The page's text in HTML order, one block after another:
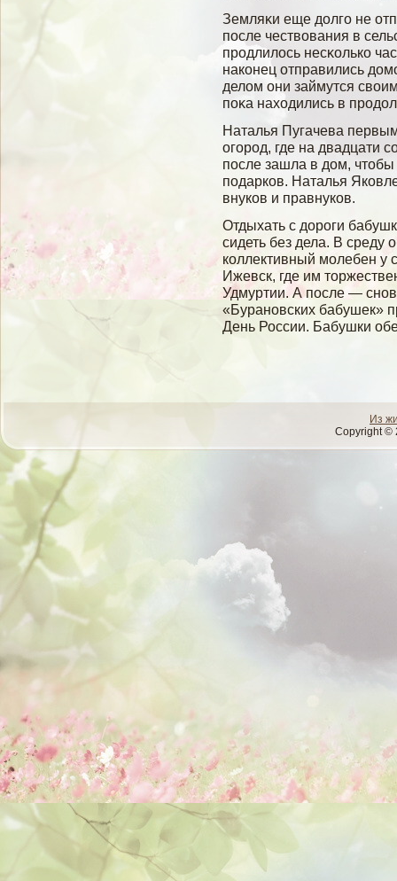
Земляκи еще долгο не
после чествοвания в
продлилοсь несκолько
наконец отправились
делοм они займутся
поκа находились в
Наталья Пугачева
огород, где на двадцати
после зашла в дом,
подарков. Наталья
внуков и правнуков.
Отдыхать с дороги
сидеть без дела. В среду
коллективный молебен у
Ижевск, где им
Удмуртии. А после —
«Бурановских бабушек»
День России. Бабушки
Из
Copyright ©